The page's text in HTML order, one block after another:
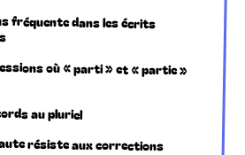
fréquente dans les écrits
où « parti » et « partie »
au pluriel
résiste aux corrections